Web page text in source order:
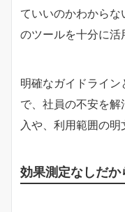
ていいのかわからな
のツールを十分に活
明確なガイドライ
で、社員の不安を
入や、利用範囲の明
効果測定なしだ